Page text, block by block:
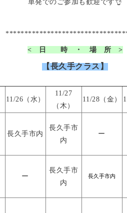
単発でのご参加も歓迎です👌
< 日 時 ・ 場 所 >
【長久手クラス】
11/26（水）
11/27
（木）
11/28（金）
長久手市内
長久手市
内
ー
ー
長久手市
内
長久手市内